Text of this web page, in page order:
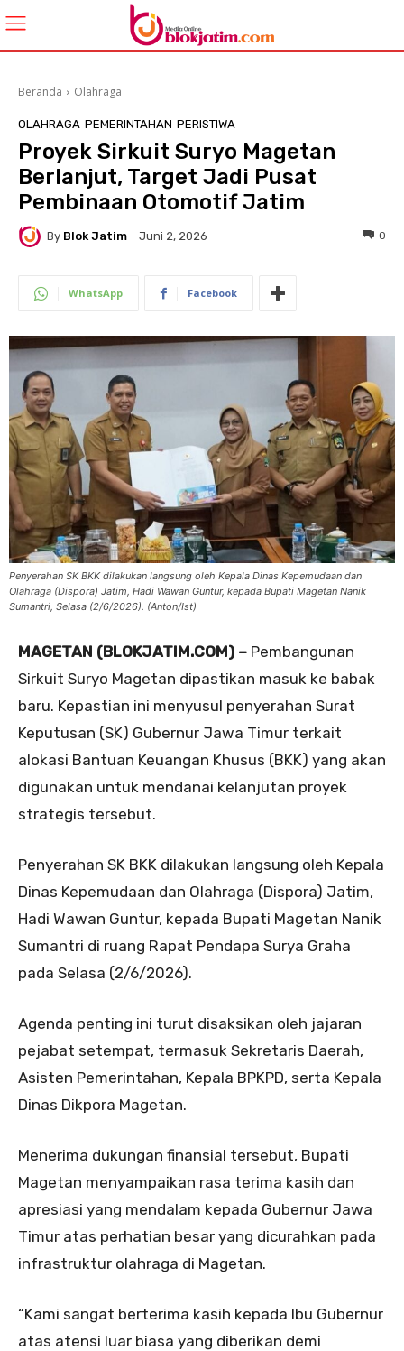
Beranda Olahraga
OLAHRAGA PEMERINTAHAN PERISTIWA
Proyek Sirkuit Suryo Magetan
Berlanjut, Target Jadi Pusat
Pembinaan Otomotif Jatim
By Blok Jatim Juni 2, 2026 0
WhatsApp Facebook
Penyerahan SK BKK dilakukan langsung oleh Kepala Dinas Kepemudaan dan
Olahraga (Dispora) Jatim, Hadi Wawan Guntur, kepada Bupati Magetan Nanik
Sumantri, Selasa (2/6/2026). (Anton/Ist)
MAGETAN (BLOKJATIM.COM) – Pembangunan
Sirkuit Suryo Magetan dipastikan masuk ke babak
baru. Kepastian ini menyusul penyerahan Surat
Keputusan (SK) Gubernur Jawa Timur terkait
alokasi Bantuan Keuangan Khusus (BKK) yang akan
digunakan untuk mendanai kelanjutan proyek
strategis tersebut.
Penyerahan SK BKK dilakukan langsung oleh Kepala
Dinas Kepemudaan dan Olahraga (Dispora) Jatim,
Hadi Wawan Guntur, kepada Bupati Magetan Nanik
Sumantri di ruang Rapat Pendapa Surya Graha
pada Selasa (2/6/2026).
Agenda penting ini turut disaksikan oleh jajaran
pejabat setempat, termasuk Sekretaris Daerah,
Asisten Pemerintahan, Kepala BPKPD, serta Kepala
Dinas Dikpora Magetan.
Menerima dukungan finansial tersebut, Bupati
Magetan menyampaikan rasa terima kasih dan
apresiasi yang mendalam kepada Gubernur Jawa
Timur atas perhatian besar yang dicurahkan pada
infrastruktur olahraga di Magetan.
“Kami sangat berterima kasih kepada Ibu Gubernur
atas atensi luar biasa yang diberikan demi